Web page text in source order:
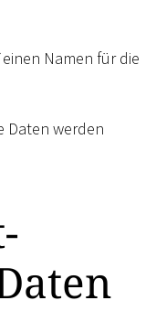
einen Namen für die
Daten werden